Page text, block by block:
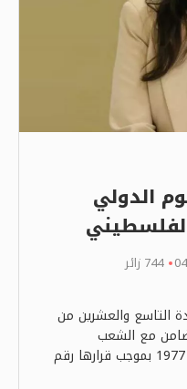
الدولي
744 زائر
التاسع والعشرين من
مع الشعب
الفلسطيني، وكان ذلك في العام 1977 بموجب قرارها رقم